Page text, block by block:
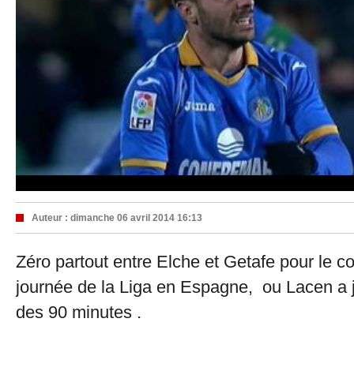
Auteur : dimanche 06 avril 2014 16:13
Zéro partout entre Elche et Getafe pour le
journée de la Liga en Espagne, ou Lacen a
des 90 minutes .